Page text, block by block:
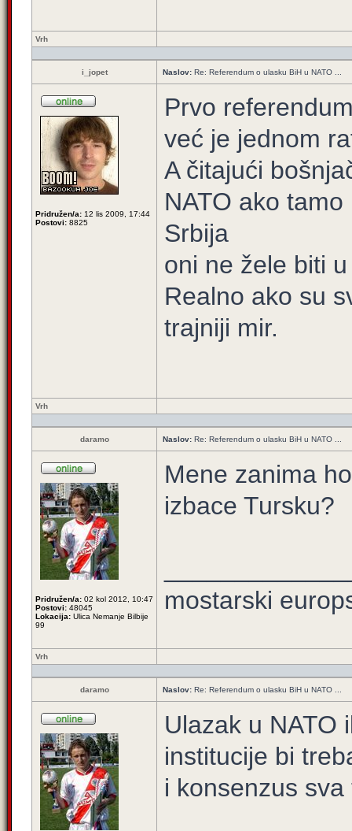
Vrh
i_jopet Naslov: Re: Referendum o ulasku BiH u NATO ...
Pridružen/a: 12 lis 2009, 17:44
Postovi: 8825
Prvo
već je jednom
A čitajući
NATO ako
Srbija
oni ne žele biti
Realno ako su
trajniji mir.
Vrh
daramo Naslov: Re: Referendum o ulasku BiH u NATO ...
Pridružen/a: 02 kol 2012, 10:47
Postovi: 48045
Lokacija: Ulica Nemanje Bilbije
99
Mene zanima
izbace Tursku?
mostarski
Vrh
daramo Naslov: Re: Referendum o ulasku BiH u NATO ...
Ulazak u NATO
institucije bi
i konsenzus